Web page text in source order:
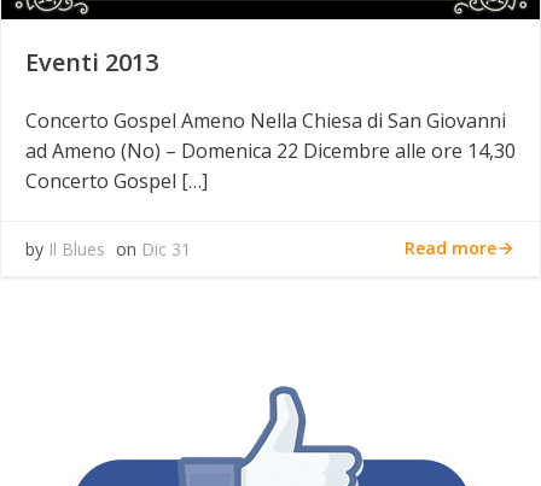
Eventi 2013
Concerto Gospel Ameno Nella Chiesa di San Giovanni
ad Ameno (No) – Domenica 22 Dicembre alle ore 14,30
Concerto Gospel […]
by Il Blues on Dic 31 Read more